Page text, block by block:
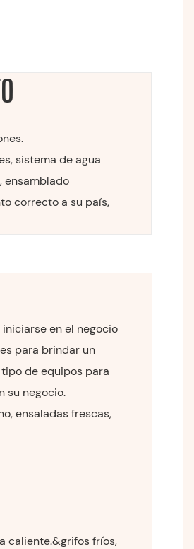
sistema de agua
ensamblado
correcto a su país,
en el negocio
para brindar un
de equipos para
su negocio.
ensaladas frescas,
caliente.&grifos fríos,